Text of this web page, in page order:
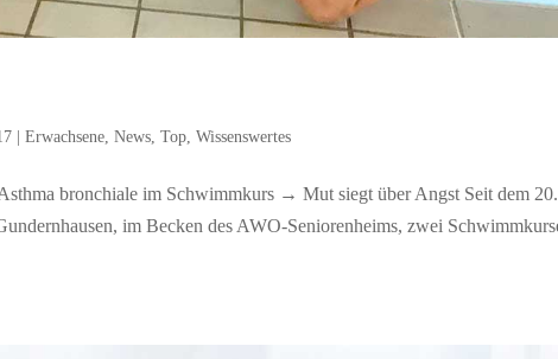
|Erwachsene ,News ,Top ,Wissenswertes
bronchiale im Schwimmkurs → Mut siegt über Angst Seit dem 20.
im Becken des AWO-Seniorenheims, zwei